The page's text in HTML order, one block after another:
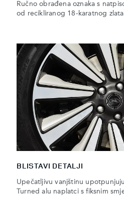
Ručno obrađena oznaka s
od recikliranog 18-karatnog
BLISTAVI DETALJI
Upečatljivu vanjštinu
Turned alu naplatci s fiksnim